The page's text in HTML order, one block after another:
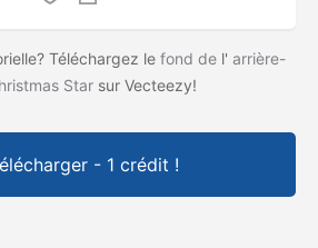
Téléchargez le fond de l' arrière-
Star sur Vecteezy!
- 1 crédit !